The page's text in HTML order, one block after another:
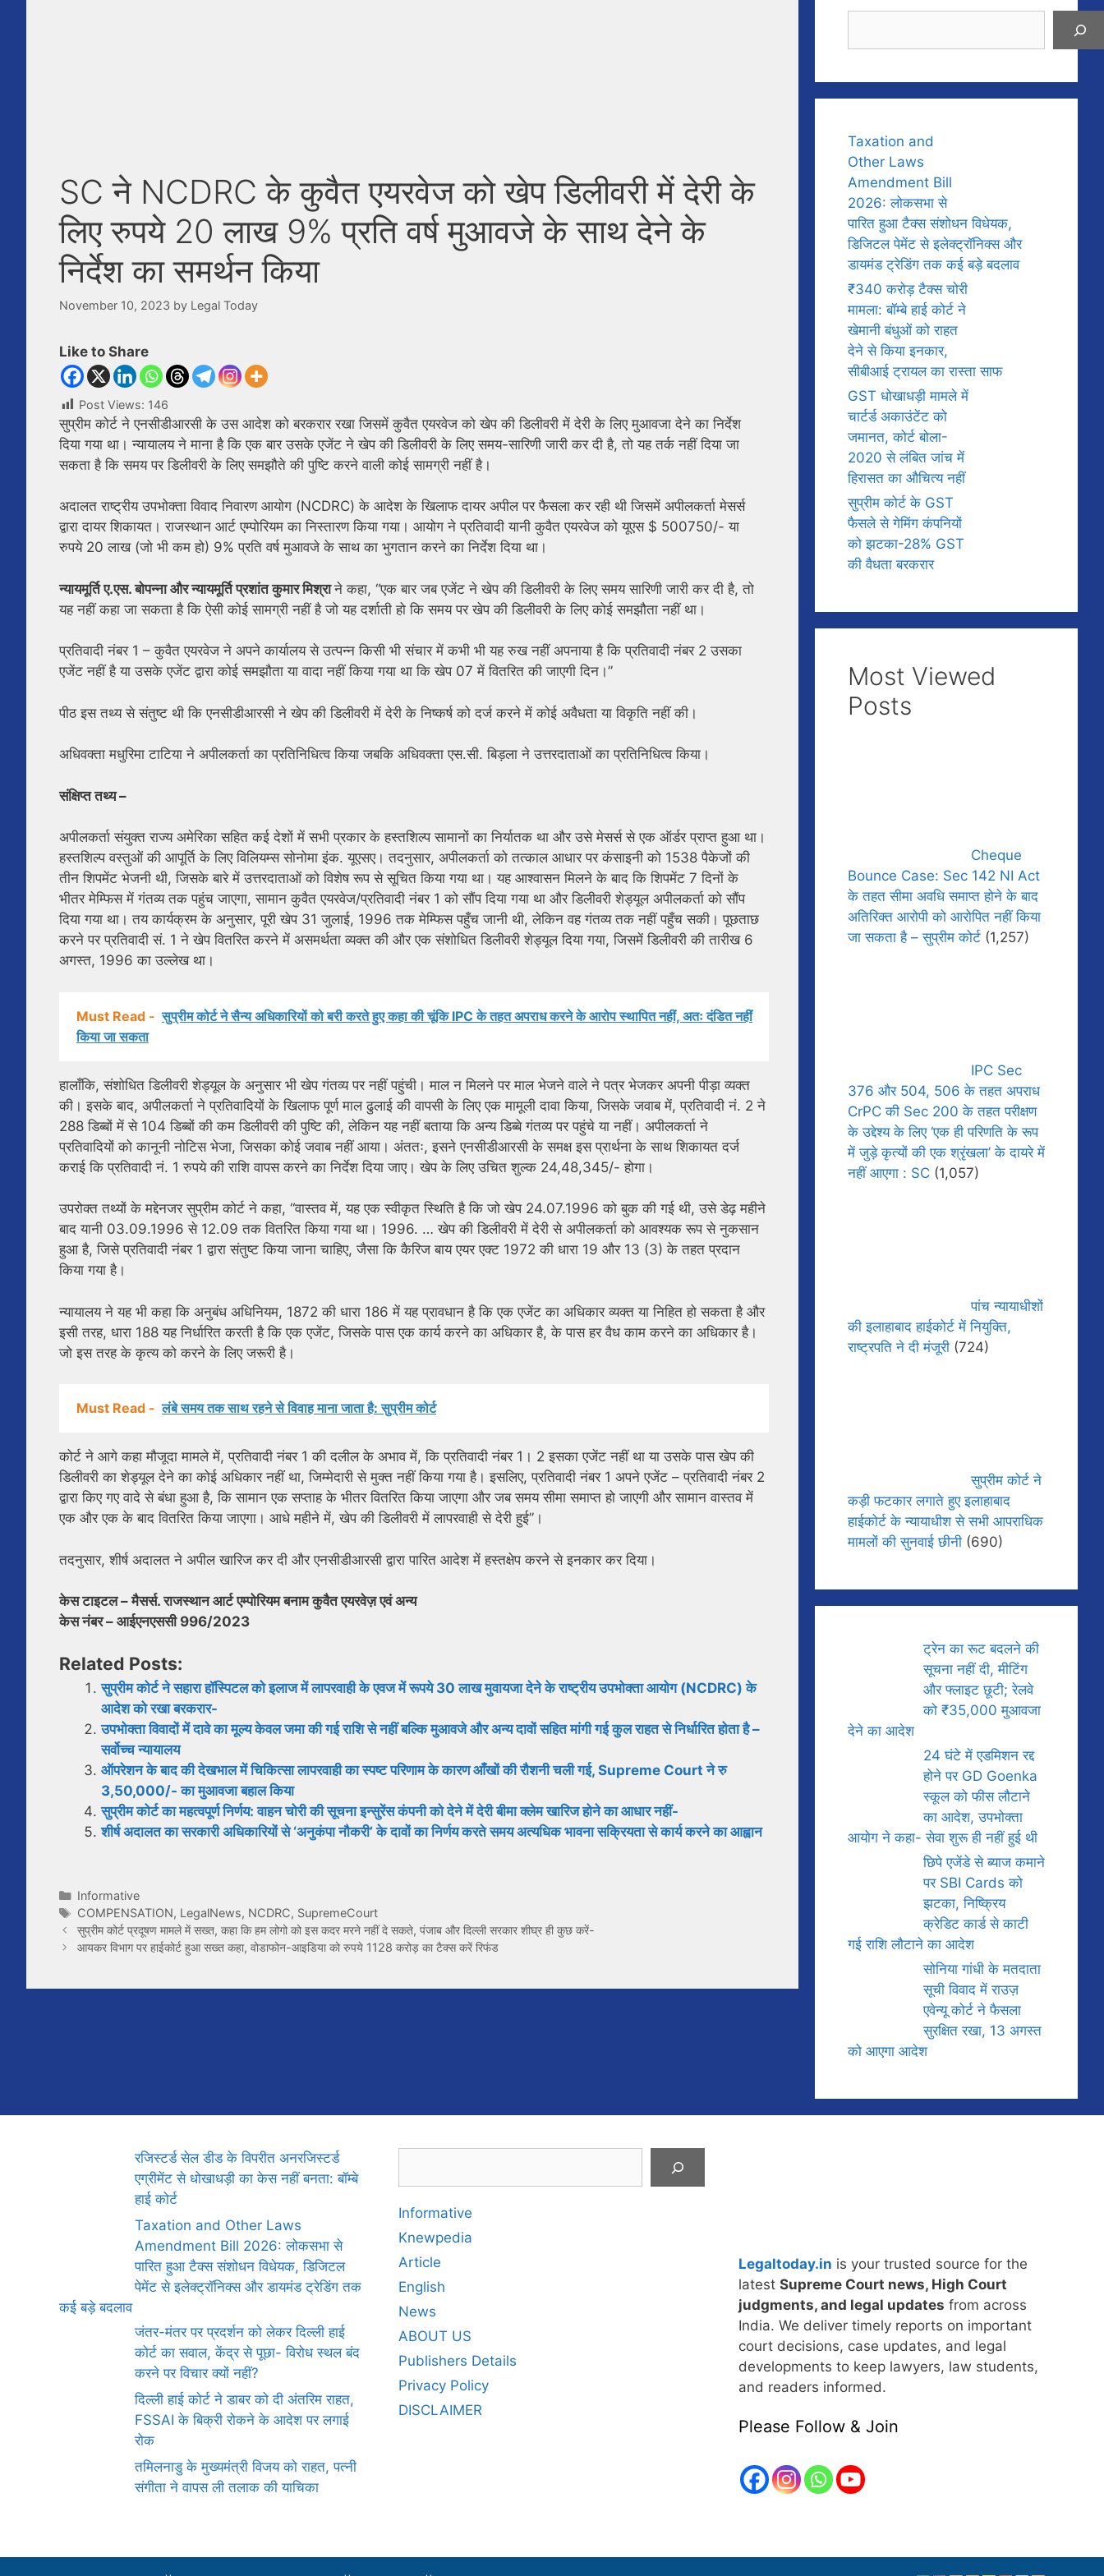
SC ने NCDRC के कुवैत एयरवेज को खेप डिलीवरी में देरी के
लिए रुपये 20 लाख 9% प्रति वर्ष मुआवजे के साथ देने के
निर्देश का समर्थन किया
November 10, 2023 by Legal Today
Like to Share
Post Views: 146
सुप्रीम कोर्ट ने एनसीडीआरसी के उस आदेश को बरकरार रखा जिसमें कुवैत एयरवेज को खेप की डिलीवरी में देरी के लिए मुआवजा देने का निर्देश
दिया गया था। न्यायालय ने माना है कि एक बार उसके एजेंट ने खेप की डिलीवरी के लिए समय-सारिणी जारी कर दी है, तो यह तर्क नहीं दिया जा
सकता है कि समय पर डिलीवरी के लिए समझौते की पुष्टि करने वाली कोई सामग्री नहीं है।
अदालत राष्ट्रीय उपभोक्ता विवाद निवारण आयोग (NCDRC) के आदेश के खिलाफ दायर अपील पर फैसला कर रही थी जिसमें अपीलकर्ता मेसर्स
द्वारा दायर शिकायत। राजस्थान आर्ट एम्पोरियम का निस्तारण किया गया। आयोग ने प्रतिवादी यानी कुवैत एयरवेज को यूएस $ 500750/- या
रुपये 20 लाख (जो भी कम हो) 9% प्रति वर्ष मुआवजे के साथ का भुगतान करने का निर्देश दिया था।
न्यायमूर्ति ए.एस. बोपन्ना और न्यायमूर्ति प्रशांत कुमार मिश्राने कहा, “एक बार जब एजेंट ने खेप की डिलीवरी के लिए समय सारिणी जारी कर दी है, तो
यह नहीं कहा जा सकता है कि ऐसी कोई सामग्री नहीं है जो यह दर्शाती हो कि समय पर खेप की डिलीवरी के लिए कोई समझौता नहीं था।
प्रतिवादी नंबर 1 – कुवैत एयरवेज ने अपने कार्यालय से उत्पन्न किसी भी संचार में कभी भी यह रुख नहीं अपनाया है कि प्रतिवादी नंबर 2 उसका
एजेंट नहीं है या उसके एजेंट द्वारा कोई समझौता या वादा नहीं किया गया था कि खेप 07 में वितरित की जाएगी दिन।”
पीठ इस तथ्य से संतुष्ट थी कि एनसीडीआरसी ने खेप की डिलीवरी में देरी के निष्कर्ष को दर्ज करने में कोई अवैधता या विकृति नहीं की।
अधिवक्ता मधुरिमा टाटिया ने अपीलकर्ता का प्रतिनिधित्व किया जबकि अधिवक्ता एस.सी. बिड़ला ने उत्तरदाताओं का प्रतिनिधित्व किया।
संक्षिप्त तथ्य –
अपीलकर्ता संयुक्त राज्य अमेरिका सहित कई देशों में सभी प्रकार के हस्तशिल्प सामानों का निर्यातक था और उसे मेसर्स से एक ऑर्डर प्राप्त हुआ था।
हस्तशिल्प वस्तुओं की आपूर्ति के लिए विलियम्स सोनोमा इंक. यूएसए। तदनुसार, अपीलकर्ता को तत्काल आधार पर कंसाइनी को 1538 पैकेजों की
तीन शिपमेंट भेजनी थी, जिसके बारे में उत्तरदाताओं को विशेष रूप से सूचित किया गया था। यह आश्वासन मिलने के बाद कि शिपमेंट 7 दिनों के
भीतर मेम्फिस में गंतव्य तक पहुंच जाएगा, सामान कुवैत एयरवेज/प्रतिवादी नंबर 1 को सौंप दिया गया था और डिलीवरी शेड्यूल अपीलकर्ता को सौंप
दिया गया था। तय कार्यक्रम के अनुसार, पूरी खेप 31 जुलाई, 1996 तक मेम्फिस पहुँच जानी थी, लेकिन वह गंतव्य तक नहीं पहुँच सकी। पूछताछ
करने पर प्रतिवादी सं. 1 ने खेप वितरित करने में असमर्थता व्यक्त की और एक संशोधित डिलीवरी शेड्यूल दिया गया, जिसमें डिलीवरी की तारीख 6
अगस्त, 1996 का उल्लेख था।
Must Read - सुप्रीम कोर्ट ने सैन्य अधिकारियों को बरी करते हुए कहा की चूंकि IPC के तहत अपराध करने के आरोप स्थापित नहीं, अतः दंडित नहीं
किया जा सकता
हालाँकि, संशोधित डिलीवरी शेड्यूल के अनुसार भी खेप गंतव्य पर नहीं पहुंची। माल न मिलने पर माल भेजने वाले ने पत्र भेजकर अपनी पीड़ा व्यक्त
की। इसके बाद, अपीलकर्ता ने प्रतिवादियों के खिलाफ पूर्ण माल ढुलाई की वापसी के लिए एक मामूली दावा किया, जिसके जवाब में, प्रतिवादी नं. 2 ने
288 डिब्बों में से 104 डिब्बों की कम डिलीवरी की पुष्टि की, लेकिन यह नहीं बताया कि अन्य डिब्बे गंतव्य पर पहुंचे या नहीं। अपीलकर्ता ने
प्रतिवादियों को कानूनी नोटिस भेजा, जिसका कोई जवाब नहीं आया। अंततः, इसने एनसीडीआरसी के समक्ष इस प्रार्थना के साथ शिकायत दर्ज
कराई कि प्रतिवादी नं. 1 रुपये की राशि वापस करने का निर्देश दिया जाए। खेप के लिए उचित शुल्क 24,48,345/- होगा।
उपरोक्त तथ्यों के मद्देनजर सुप्रीम कोर्ट ने कहा, “वास्तव में, यह एक स्वीकृत स्थिति है कि जो खेप 24.07.1996 को बुक की गई थी, उसे डेढ़ महीने
बाद यानी 03.09.1996 से 12.09 तक वितरित किया गया था। 1996. … खेप की डिलीवरी में देरी से अपीलकर्ता को आवश्यक रूप से नुकसान
हुआ है, जिसे प्रतिवादी नंबर 1 द्वारा संतुष्ट किया जाना चाहिए, जैसा कि कैरिज बाय एयर एक्ट 1972 की धारा 19 और 13 (3) के तहत प्रदान
किया गया है।
न्यायालय ने यह भी कहा कि अनुबंध अधिनियम, 1872 की धारा 186 में यह प्रावधान है कि एक एजेंट का अधिकार व्यक्त या निहित हो सकता है और
इसी तरह, धारा 188 यह निर्धारित करती है कि एक एजेंट, जिसके पास एक कार्य करने का अधिकार है, के पास हर वैध काम करने का अधिकार है।
जो इस तरह के कृत्य को करने के लिए जरूरी है।
Must Read - लंबे समय तक साथ रहने से विवाह माना जाता है: सुप्रीम कोर्ट
कोर्ट ने आगे कहा मौजूदा मामले में, प्रतिवादी नंबर 1 की दलील के अभाव में, कि प्रतिवादी नंबर 1। 2 इसका एजेंट नहीं था या उसके पास खेप की
डिलीवरी का शेड्यूल देने का कोई अधिकार नहीं था, जिम्मेदारी से मुक्त नहीं किया गया है। इसलिए, प्रतिवादी नंबर 1 अपने एजेंट – प्रतिवादी नंबर 2
द्वारा किए गए वादे से बंधा हुआ है, कि सामान एक सप्ताह के भीतर वितरित किया जाएगा और जब समय सीमा समाप्त हो जाएगी और सामान वास्तव में
एक और एक के बाद वितरित किया जाएगा। आधे महीने में, खेप की डिलीवरी में लापरवाही से देरी हुई”।
तदनुसार, शीर्ष अदालत ने अपील खारिज कर दी और एनसीडीआरसी द्वारा पारित आदेश में हस्तक्षेप करने से इनकार कर दिया।
केस टाइटल – मैसर्स. राजस्थान आर्ट एम्पोरियम बनाम कुवैत एयरवेज़ एवं अन्य
केस नंबर – आईएनएससी 996/2023
Related Posts:
सुप्रीम कोर्ट ने सहारा हॉस्पिटल को इलाज में लापरवाही के एवज में रूपये 30 लाख मुवायजा देने के राष्ट्रीय उपभोक्ता आयोग (NCDRC) के
आदेश को रखा बरकरार-
उपभोक्ता विवादों में दावे का मूल्य केवल जमा की गई राशि से नहीं बल्कि मुआवजे और अन्य दावों सहित मांगी गई कुल राहत से निर्धारित होता है –
सर्वोच्च न्यायालय
ऑपरेशन के बाद की देखभाल में चिकित्सा लापरवाही का स्पष्ट परिणाम के कारण आँखों की रौशनी चली गई, Supreme Court ने रु
3,50,000/- का मुआवजा बहाल किया
सुप्रीम कोर्ट का महत्वपूर्ण निर्णय: वाहन चोरी की सूचना इन्सुरेंस कंपनी को देने में देरी बीमा क्लेम खारिज होने का आधार नहीं-
शीर्ष अदालत का सरकारी अधिकारियों से ‘अनुकंपा नौकरी’ के दावों का निर्णय करते समय अत्यधिक भावना सक्रियता से कार्य करने का आह्वान
Categories
Informative
Tags
COMPENSATION, LegalNews, NCDRC, SupremeCourt
सुप्रीम कोर्ट प्रदूषण मामले में सख्त, कहा कि हम लोगो को इस कदर मरने नहीं दे सकते, पंजाब और दिल्ली सरकार शीघ्र ही कुछ करें-
आयकर विभाग पर हाईकोर्ट हुआ सख्त कहा, वोडाफोन-आइडिया को रुपये 1128 करोड़ का टैक्स करें रिफंड
Taxation and
Other Laws
Amendment Bill
2026: लोकसभा से
पारित हुआ टैक्स संशोधन विधेयक,
डिजिटल पेमेंट से इलेक्ट्रॉनिक्स और
डायमंड ट्रेडिंग तक कई बड़े बदलाव
₹340 करोड़ टैक्स चोरी
मामला: बॉम्बे हाई कोर्ट ने
खेमानी बंधुओं को राहत
देने से किया इनकार,
सीबीआई ट्रायल का रास्ता साफ
GST धोखाधड़ी मामले में
चार्टर्ड अकाउंटेंट को
जमानत, कोर्ट बोला-
2020 से लंबित जांच में
हिरासत का औचित्य नहीं
सुप्रीम कोर्ट के GST
फैसले से गेमिंग कंपनियों
को झटका-28% GST
की वैधता बरकरार
Most Viewed
Posts
Cheque
Bounce Case: Sec 142 NI Act
के तहत सीमा अवधि समाप्त होने के बाद
अतिरिक्त आरोपी को आरोपित नहीं किया
जा सकता है – सुप्रीम कोर्ट (1,257)
IPC Sec
376 और 504, 506 के तहत अपराध
CrPC की Sec 200 के तहत परीक्षण
के उद्देश्य के लिए ‘एक ही परिणति के रूप
में जुड़े कृत्यों की एक श्रृंखला’ के दायरे में
नहीं आएगा : SC (1,057)
पांच न्यायाधीशों
की इलाहाबाद हाईकोर्ट में नियुक्ति,
राष्ट्रपति ने दी मंजूरी (724)
सुप्रीम कोर्ट ने
कड़ी फटकार लगाते हुए इलाहाबाद
हाईकोर्ट के न्यायाधीश से सभी आपराधिक
मामलों की सुनवाई छीनी (690)
ट्रेन का रूट बदलने की
सूचना नहीं दी, मीटिंग
और फ्लाइट छूटी; रेलवे
को ₹35,000 मुआवजा
देने का आदेश
24 घंटे में एडमिशन रद्द
होने पर GD Goenka
स्कूल को फीस लौटाने
का आदेश, उपभोक्ता
आयोग ने कहा- सेवा शुरू ही नहीं हुई थी
छिपे एजेंडे से ब्याज कमाने
पर SBI Cards को
झटका, निष्क्रिय
क्रेडिट कार्ड से काटी
गई राशि लौटाने का आदेश
सोनिया गांधी के मतदाता
सूची विवाद में राउज़
एवेन्यू कोर्ट ने फैसला
सुरक्षित रखा, 13 अगस्त
को आएगा आदेश
रजिस्टर्ड सेल डीड के विपरीत अनरजिस्टर्ड
एग्रीमेंट से धोखाधड़ी का केस नहीं बनता: बॉम्बे
हाई कोर्ट
Taxation and Other Laws
Amendment Bill 2026: लोकसभा से
पारित हुआ टैक्स संशोधन विधेयक, डिजिटल
पेमेंट से इलेक्ट्रॉनिक्स और डायमंड ट्रेडिंग तक
कई बड़े बदलाव
जंतर-मंतर पर प्रदर्शन को लेकर दिल्ली हाई
कोर्ट का सवाल, केंद्र से पूछा- विरोध स्थल बंद
करने पर विचार क्यों नहीं?
दिल्ली हाई कोर्ट ने डाबर को दी अंतरिम राहत,
FSSAI के बिक्री रोकने के आदेश पर लगाई
रोक
तमिलनाडु के मुख्यमंत्री विजय को राहत, पत्नी
संगीता ने वापस ली तलाक की याचिका
Informative
Knewpedia
Article
English
News
ABOUT US
Publishers Details
Privacy Policy
DISCLAIMER
Legaltoday.in is your trusted source for the
latest Supreme Court news, High Court
judgments, and legal updates from across
India. We deliver timely reports on important
court decisions, case updates, and legal
developments to keep lawyers, law students,
and readers informed.
Please Follow & Join